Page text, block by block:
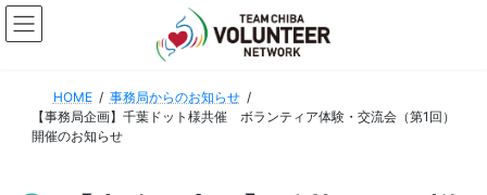
コ
ン
ナ
ビ
HOME
事務局からのお知らせ
【事務局企画】千葉ドット様共催 ボランティア体験・交流会（第1回）
開催のお知らせ